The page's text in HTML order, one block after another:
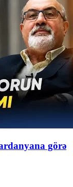
görə